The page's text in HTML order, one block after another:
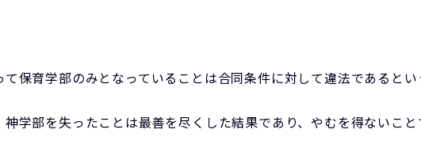
保育学部のみとなっていることは合同条件に対して違法であると
学部を失ったことは最善を尽くした結果であり、やむを得ないこ